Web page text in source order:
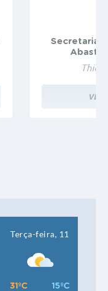
Secretaria
VER
Terça-feira, 11
31ºC 15ºC